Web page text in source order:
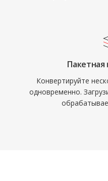
Пакетная
Конвертируйте
одновременно.